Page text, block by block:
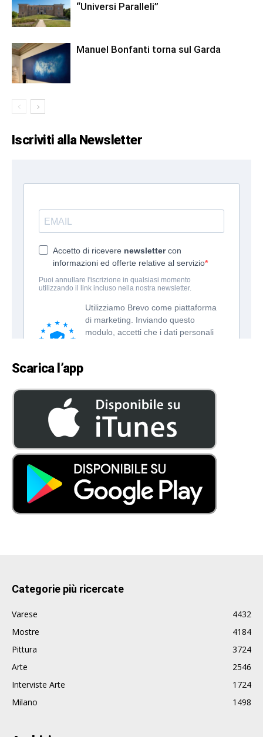
“Universi Paralleli”
Manuel Bonfanti torna sul Garda
Iscriviti alla Newsletter
Scarica l’app
Categorie più ricercate
Varese
4432
Mostre
4184
Pittura
3724
Arte
2546
Interviste Arte
1724
Milano
1498